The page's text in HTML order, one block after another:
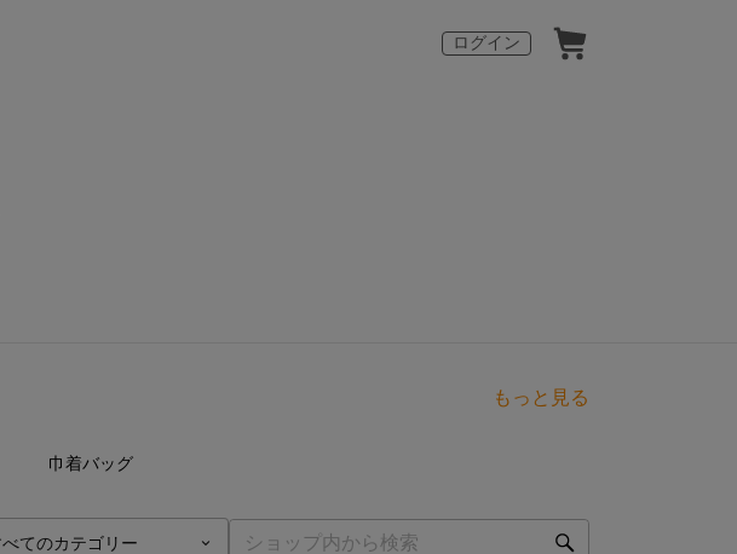
ログイン
もっと見る
巾着バッグ